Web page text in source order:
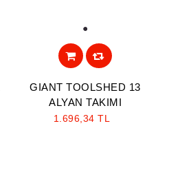
GIANT TOOLSHED 13
ALYAN TAKIMI
1.696,34 TL